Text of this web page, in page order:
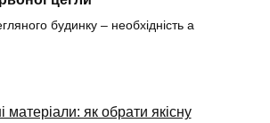
будинку – необхідність а